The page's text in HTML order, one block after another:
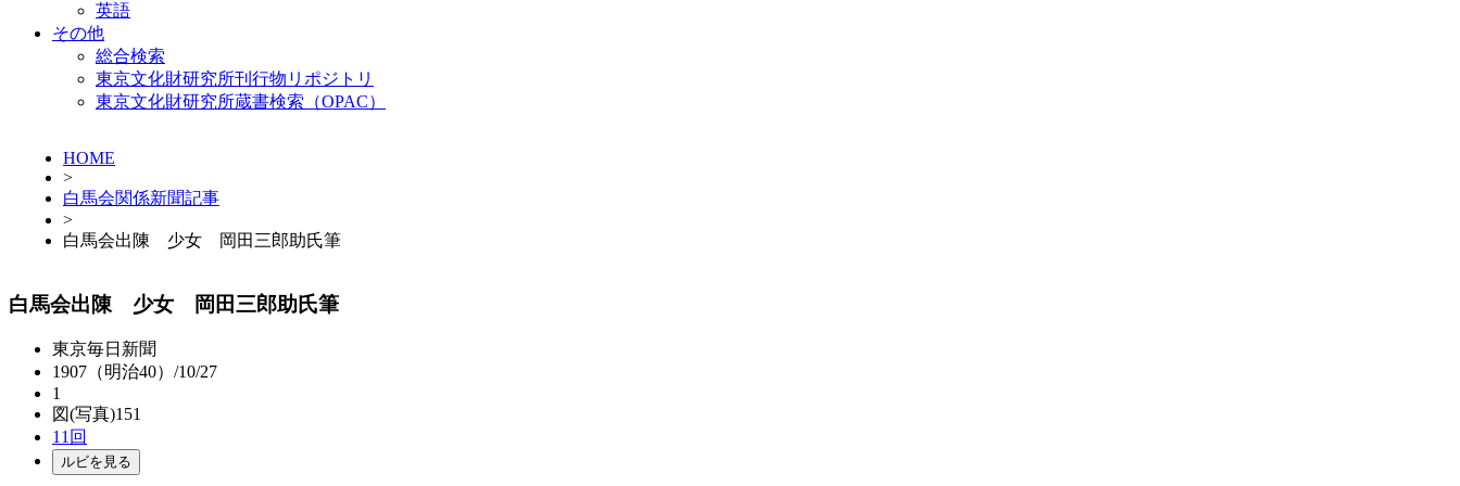
英語
その他
総合検索
東京文化財研究所刊行物リポジトリ
東京文化財研究所蔵書検索（OPAC）
HOME
>
白馬会関係新聞記事
>
白馬会出陳 少女 岡田三郎助氏筆
白馬会出陳 少女 岡田三郎助氏筆
東京毎日新聞
1907（明治40）/10/27
1
図(写真)151
11回